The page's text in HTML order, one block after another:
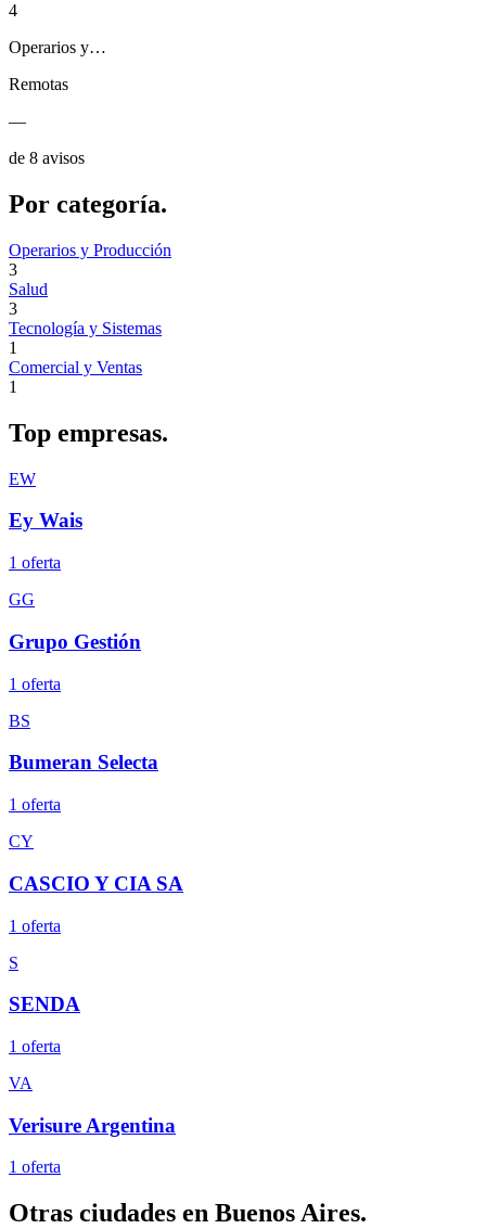
4
Operarios y…
Remotas
—
de 8 avisos
Por categoría.
Operarios y Producción
3
Salud
3
Tecnología y Sistemas
1
Comercial y Ventas
1
Top empresas.
EW
Ey Wais
1 oferta
GG
Grupo Gestión
1 oferta
BS
Bumeran Selecta
1 oferta
CY
CASCIO Y CIA SA
1 oferta
S
SENDA
1 oferta
VA
Verisure Argentina
1 oferta
Otras ciudades en Buenos Aires.